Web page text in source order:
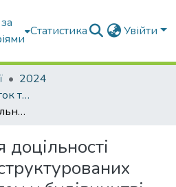
Статистика Увійти
2024
Просторовий розвиток територій: Традиції та інновації
Обґрунтування доцільності використання структурованих кабельних систем у будівництві